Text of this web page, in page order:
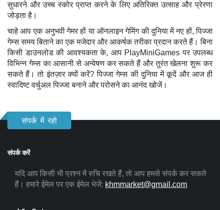
सुधारने और उच्च स्कोर प्राप्त करने के लिए अतिरिक्त उत्साह और प्रेरणा
जोड़ता है।
चाहे आप एक अनुभवी गेमर हों या ऑनलाइन गेमिंग की दुनिया में नए हों, पिज्जा
गेम्स समय बिताने का एक मजेदार और आकर्षक तरीका प्रदान करते हैं। बिना
किसी डाउनलोड की आवश्यकता के, आप PlayMiniGames पर उपलब्ध
विभिन्न गेम्स का आसानी से अन्वेषण कर सकते हैं और तुरंत खेलना शुरू कर
सकते हैं। तो इंतज़ार क्यों करें? पिज्जा गेम्स की दुनिया में कूदें और आज ही
स्वादिष्ट वर्चुअल पिज्जा बनाने और परोसने का आनंद खोजें।
संपर्क में रहो
संपर्क करें
यदि आप किसी भी प्रश्न में रुचि रखते हैं, तो आप हमसे संपर्क कर सकते
हैं। हमारे ईमेल पर एक ईमेल भेजें: khmmarket@gmail.com